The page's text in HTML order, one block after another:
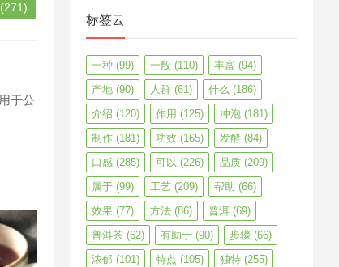
于公
标签云
一种 (99) 一般 (110) 丰富 (94)
产地 (90) 人群 (61) 什么 (186)
介绍 (120) 作用 (125) 冲泡 (181)
制作 (181) 功效 (165) 发酵 (84)
口感 (285) 可以 (226) 品质 (209)
属于 (99) 工艺 (209) 帮助 (66)
效果 (77) 方法 (86) 普洱 (69)
普洱茶 (62) 有助于 (90) 步骤 (66)
浓郁 (101) 特点 (105) 独特 (255)